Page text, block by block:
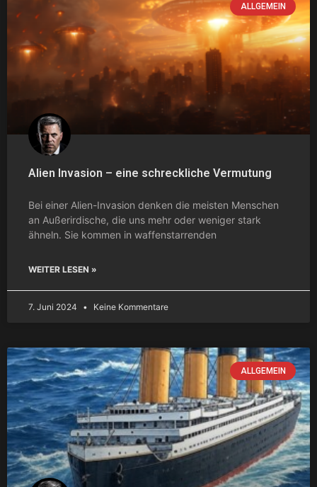
ALLGEMEIN
Alien Invasion – eine schreckliche Vermutung
Bei einer Alien-Invasion denken die meisten Menschen
an Außerirdische, die uns mehr oder weniger stark
ähneln. Sie kommen in waffenstarrenden
WEITER LESEN »
7. Juni 2024 Keine Kommentare
ALLGEMEIN